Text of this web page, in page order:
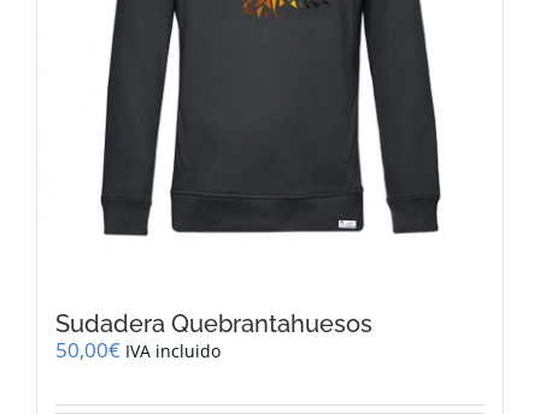
Sudadera Quebrantahuesos
50,00€ IVA incluido